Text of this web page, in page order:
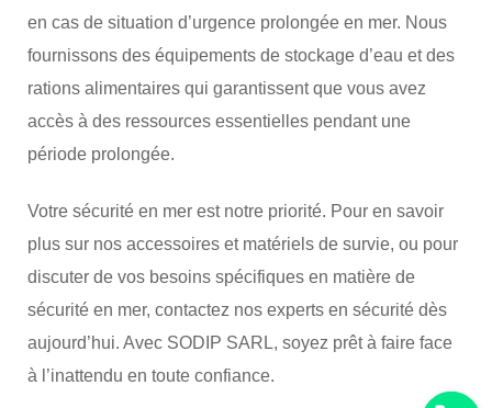
en cas de situation d’urgence prolongée en mer. Nous
fournissons des équipements de stockage d’eau et des
rations alimentaires qui garantissent que vous avez
accès à des ressources essentielles pendant une
période prolongée.
Votre sécurité en mer est notre priorité. Pour en savoir
plus sur nos accessoires et matériels de survie, ou pour
discuter de vos besoins spécifiques en matière de
sécurité en mer, contactez nos experts en sécurité dès
aujourd’hui. Avec SODIP SARL, soyez prêt à faire face
à l’inattendu en toute confiance.